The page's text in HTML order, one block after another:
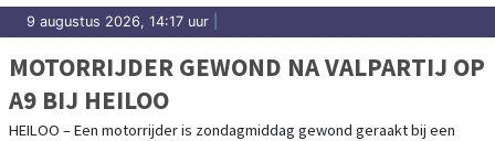
9 augustus 2026, 14:17 uur
MOTORRIJDER GEWOND NA VALPARTIJ OP
A9 BIJ HEILOO
HEILOO – Een motorrijder is zondagmiddag gewond geraakt bij een